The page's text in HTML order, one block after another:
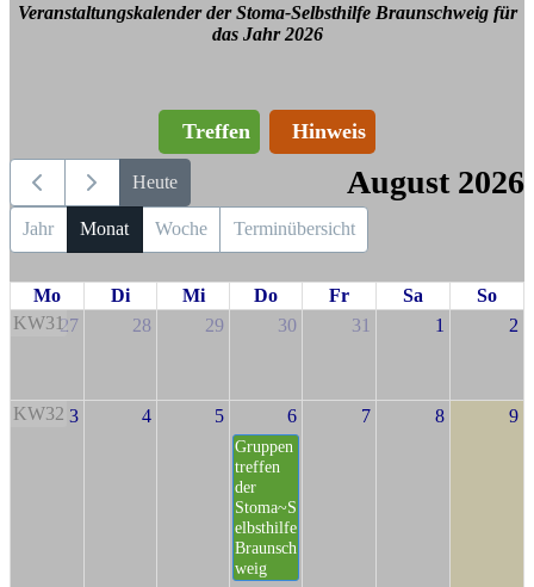
Veranstaltungskalender der Stoma-Selbsthilfe Braunschweig für
das Jahr 2026
Treffen Hinweis
Heute August 2026
Jahr Monat Woche Terminübersicht
Mo Di Mi Do Fr Sa
So
KW3127 28 29 30 31 1 2
KW32 3 4 5 6
Gruppen
treffen
der
Stoma~S
elbsthilfe
Braunsch
weig
7 8 9